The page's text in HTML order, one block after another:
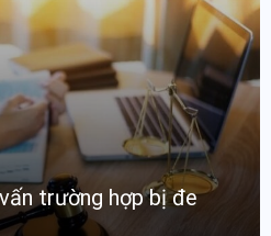
trường hợp bị đe